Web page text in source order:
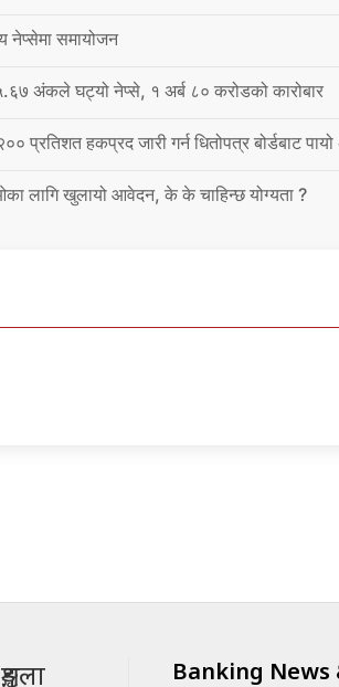
नेप्सेमा समायोजन
अंकले घट्यो नेप्से, १ अर्ब ८० करोडको कारोबार
प्रतिशत हकप्रद जारी गर्न धितोपत्र बोर्डबाट
लागि खुलायो आवेदन, के के चाहिन्छ योग्यता ?
Banking News